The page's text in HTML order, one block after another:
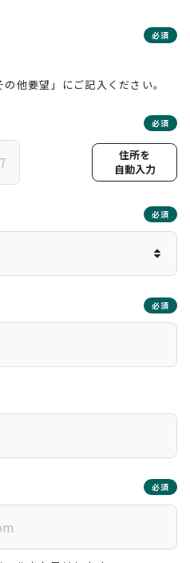
必須
他要望」にご記入ください。
必須
住所を
自動入力
必須
必須
必須